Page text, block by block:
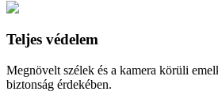
Teljes védelem
Megnövelt szélek és a kamera körüli
biztonság érdekében.